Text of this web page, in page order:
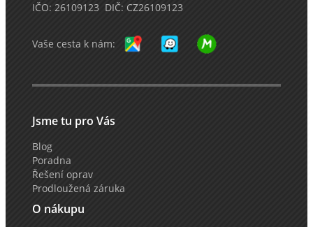
IČO: 26109123 DIČ: CZ26109123
Vaše cesta k nám:
Jsme tu pro Vás
Blog
Poradna
Řešení oprav
Prodloužená záruka
O nákupu